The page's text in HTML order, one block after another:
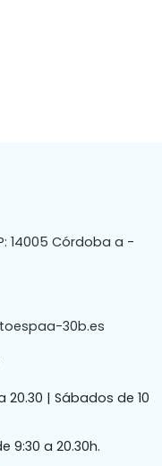
14005 Córdoba a -
30b.es
20.30 | Sábados de 10
9:30 a 20.30h.